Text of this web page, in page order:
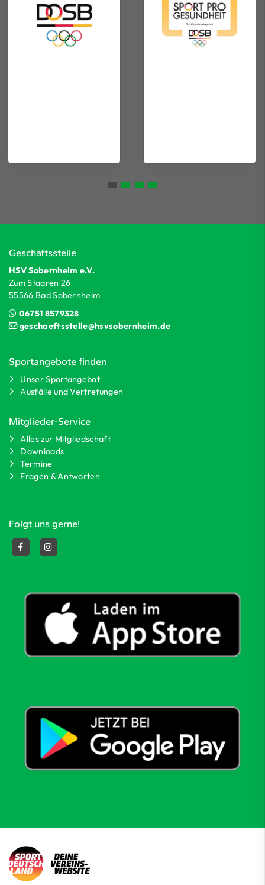
Geschäftsstelle
HSV Sobernheim e.V.
Zum Staaren 26
55566 Bad Sobernheim
06751 8579328
geschaeftsstelle@hsvsobernheim.de
Sportangebote finden
Unser Sportangebot
Ausfälle und Vertretungen
Mitglieder-Service
Alles zur Mitgliedschaft
Downloads
Termine
Fragen & Antworten
Folgt uns gerne!